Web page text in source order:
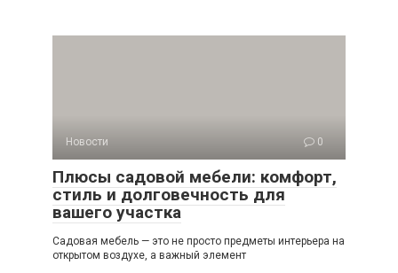
Новости 0
Плюсы садовой мебели: комфорт,
стиль и долговечность для
вашего участка
Садовая мебель — это не просто предметы интерьера на
открытом воздухе, а важный элемент